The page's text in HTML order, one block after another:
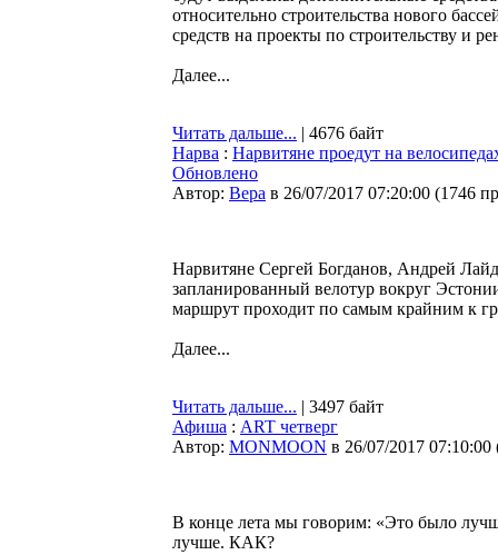
относительно строительства нового
средств на проекты по строительству и
Далее...
Читать дальше... | 4676 байт
Нарва : Нарвитяне проедут на
Обновлено
Автор: Bepa в 26/07/2017 07:20:00 (1746
Нарвитяне Сергей Богданов, Андрей
запланированный велотур вокруг
маршрут проходит по самым крайним к
Далее...
Читать дальше... | 3497 байт
Афиша : ART четверг
Автор: MONMOON в 26/07/2017 07:10:00
В конце лета мы говорим: «Это было
лучше. КАК?